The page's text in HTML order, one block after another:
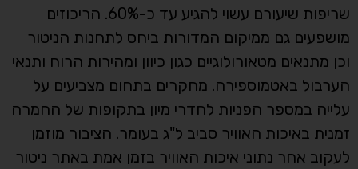
שריפות שיעורם עשוי להגיע עד כ-60%. הריכוזים
מושפעים גם ממיקום המדורות ביחס לתחנות הניטור
וכן מתנאים מטאורולוגיים כגון כיוון ומהירות הרוח ותנאי
הערבול באטמוספירה. מחקרים בתחום מצביעים על
עלייה במספר הפניות לחדרי מיון בתקופות של החמרה
זמנית באיכות האוויר סביב ל"ג בעומר. הציבור מוזמן
לעקוב אחר נתוני איכות האוויר בזמן אמת באתר ניטור